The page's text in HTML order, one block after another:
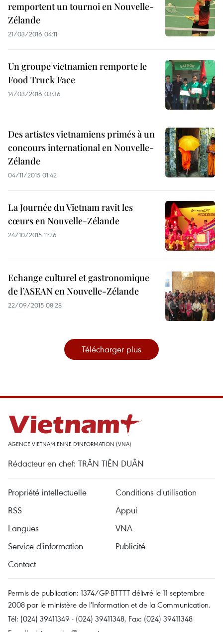
remportent un tournoi en Nouvelle-
Zélande
21/03/2016 04:11
Un groupe vietnamien remporte le
Food Truck Face
14/03/2016 03:36
Des artistes vietnamiens primés à un
concours international en Nouvelle-
Zélande
04/11/2015 01:42
La Journée du Vietnam ravit les
cœurs en Nouvelle-Zélande
24/10/2015 11:26
Echange culturel et gastronomique
de l’ASEAN en Nouvelle-Zélande
22/09/2015 08:28
Télécharger plus
AGENCE VIETNAMIENNE D'INFORMATION (VNA)
Rédacteur en chef: TRÂN TIÊN DUÂN
Propriété intellectuelle
Conditions d'utilisation
RSS
Appui
Langues
VNA
Service d'information
Publicité
Contact
Permis de publication: 1374/GP-BTTTT délivré le 11 septembre
2008 par le ministère de l'Information et de la Communication.
Tél: (024) 39411349 - (024) 39411348, Fax: (024) 39411348